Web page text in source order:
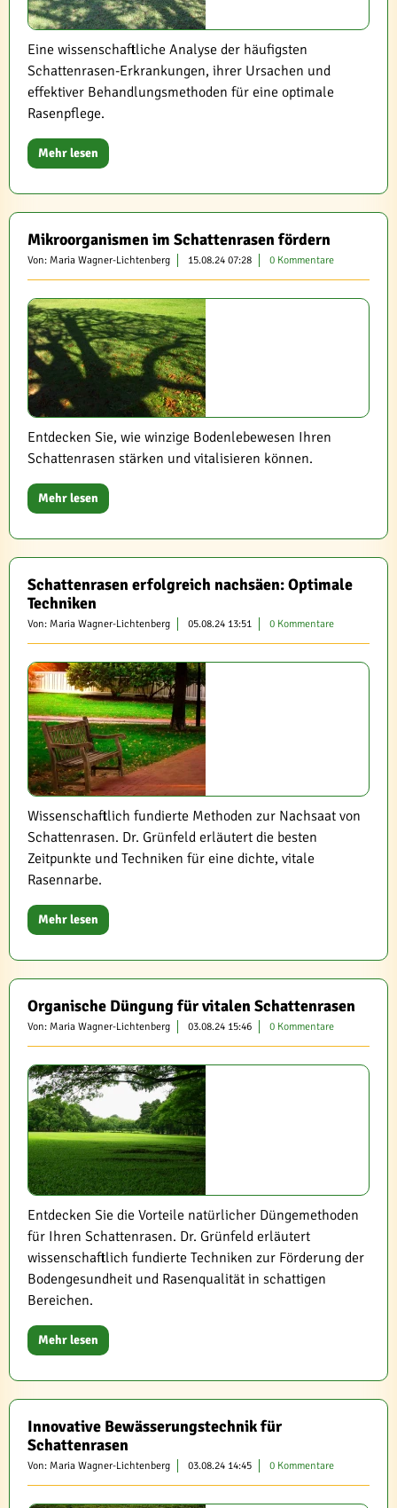
Eine wissenschaftliche Analyse der häufigsten
Schattenrasen-Erkrankungen, ihrer Ursachen und
effektiver Behandlungsmethoden für eine optimale
Rasenpflege.
Mehr lesen
Mikroorganismen im Schattenrasen fördern
Von: Maria Wagner-Lichtenberg 15.08.24 07:28 0 Kommentare
Entdecken Sie, wie winzige Bodenlebewesen Ihren
Schattenrasen stärken und vitalisieren können.
Mehr lesen
Schattenrasen erfolgreich nachsäen: Optimale
Techniken
Von: Maria Wagner-Lichtenberg 05.08.24 13:51 0 Kommentare
Wissenschaftlich fundierte Methoden zur Nachsaat von
Schattenrasen. Dr. Grünfeld erläutert die besten
Zeitpunkte und Techniken für eine dichte, vitale
Rasennarbe.
Mehr lesen
Organische Düngung für vitalen Schattenrasen
Von: Maria Wagner-Lichtenberg 03.08.24 15:46 0 Kommentare
Entdecken Sie die Vorteile natürlicher Düngemethoden
für Ihren Schattenrasen. Dr. Grünfeld erläutert
wissenschaftlich fundierte Techniken zur Förderung der
Bodengesundheit und Rasenqualität in schattigen
Bereichen.
Mehr lesen
Innovative Bewässerungstechnik für
Schattenrasen
Von: Maria Wagner-Lichtenberg 03.08.24 14:45 0 Kommentare